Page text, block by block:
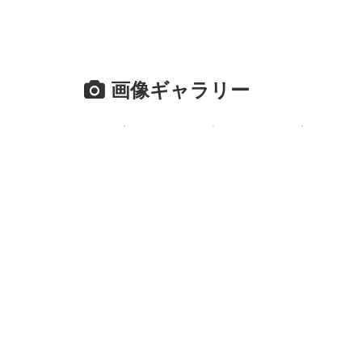
画像ギャラリー